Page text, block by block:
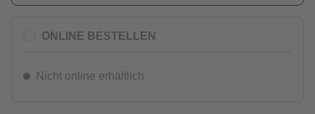
ONLINE BESTELLEN
Nicht online erhältlich